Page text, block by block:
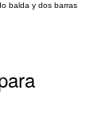
balda y dos barras